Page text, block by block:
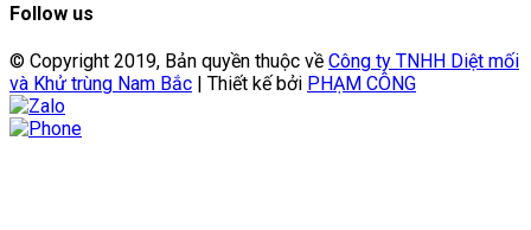
Follow us
© Copyright 2019, Bản quyền thuộc về Công ty TNHH Diệt mối
và Khử trùng Nam Bắc | Thiết kế bởi PHẠM CÔNG